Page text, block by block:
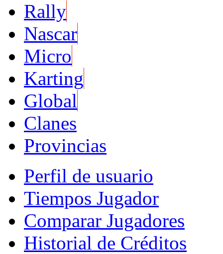
Rally
Nascar
Micro
Karting
Global
Clanes
Provincias
Perfil de usuario
Tiempos Jugador
Comparar Jugadores
Historial de Créditos